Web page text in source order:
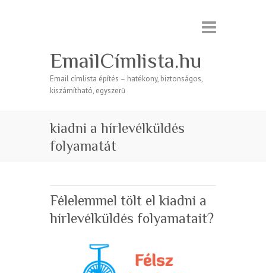
EmailCímlista.hu
Email címlista építés – hatékony, biztonságos,
kiszámítható, egyszerű
kiadni a hírlevélküldés
folyamatát
Félelemmel tölt el kiadni a
hírlevélküldés folyamatait?